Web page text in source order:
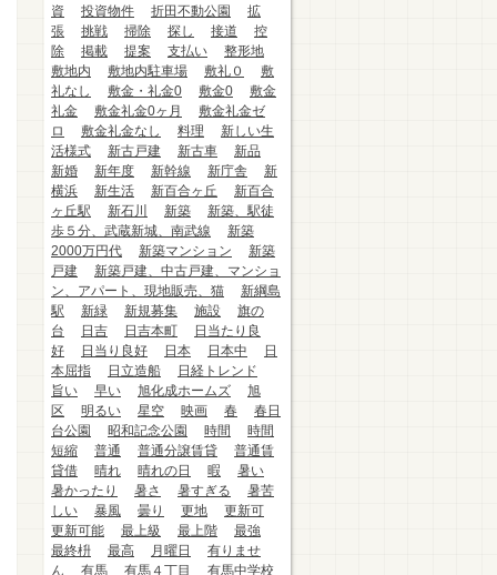
資
投資物件 折田不動公園
拡
張
挑戦 掃除 探し 接道
控
除
掲載 提案 支払い
整形地
敷地内
敷地内駐車場 敷礼０
敷
礼なし
敷金・礼金0 敷金0
敷金
礼金
敷金礼金0ヶ月
敷金礼金ゼ
ロ
敷金礼金なし 料理
新しい生
活様式
新古戸建 新古車
新品
新婚
新年度 新幹線 新庁舎
新
横浜
新生活 新百合ヶ丘
新百合
ヶ丘駅
新石川 新築
新築、駅徒
歩５分、武蔵新城、南武線
新築
2000万円代
新築マンション
新築
戸建
新築戸建、中古戸建、マンショ
ン、アパート、現地販売、猫
新綱島
駅
新緑 新規募集 施設
旗の
台
日吉 日吉本町
日当たり良
好
日当り良好 日本 日本中
日
本屈指
日立造船
日経トレンド
旨い
早い 旭化成ホームズ
旭
区
明るい 星空 映画 春
春日
台公園
昭和記念公園 時間
時間
短縮
普通 普通分譲賃貸
普通賃
貸借
晴れ 晴れの日 暇
暑い
暑かったり
暑さ 暑すぎる
暑苦
しい
暴風 曇り 更地
更新可
更新可能
最上級 最上階
最強
最終枡
最高 月曜日
有りませ
ん
有馬 有馬４丁目
有馬中学校